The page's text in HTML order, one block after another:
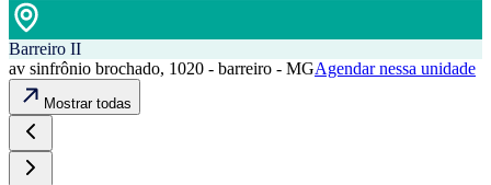
Barreiro II
av sinfrônio brochado, 1020 - barreiro - MGAgendar nessa unidade
Mostrar todas